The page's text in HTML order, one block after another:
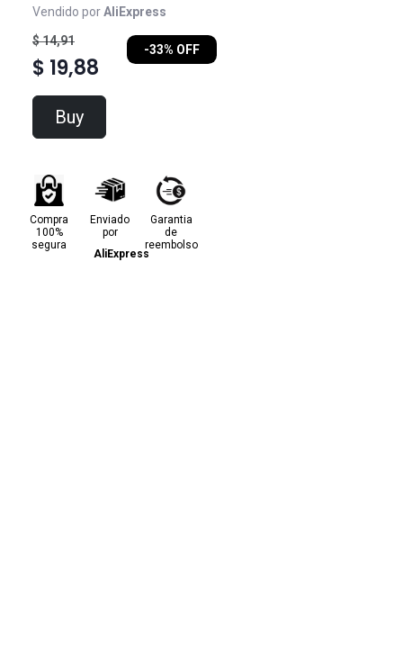
Vendido porAliExpress
$ 14,91
-33% OFF
$ 19,88
Buy
Compra
100%
segura
Enviado
por
AliExpress
Garantia
de
reembolso